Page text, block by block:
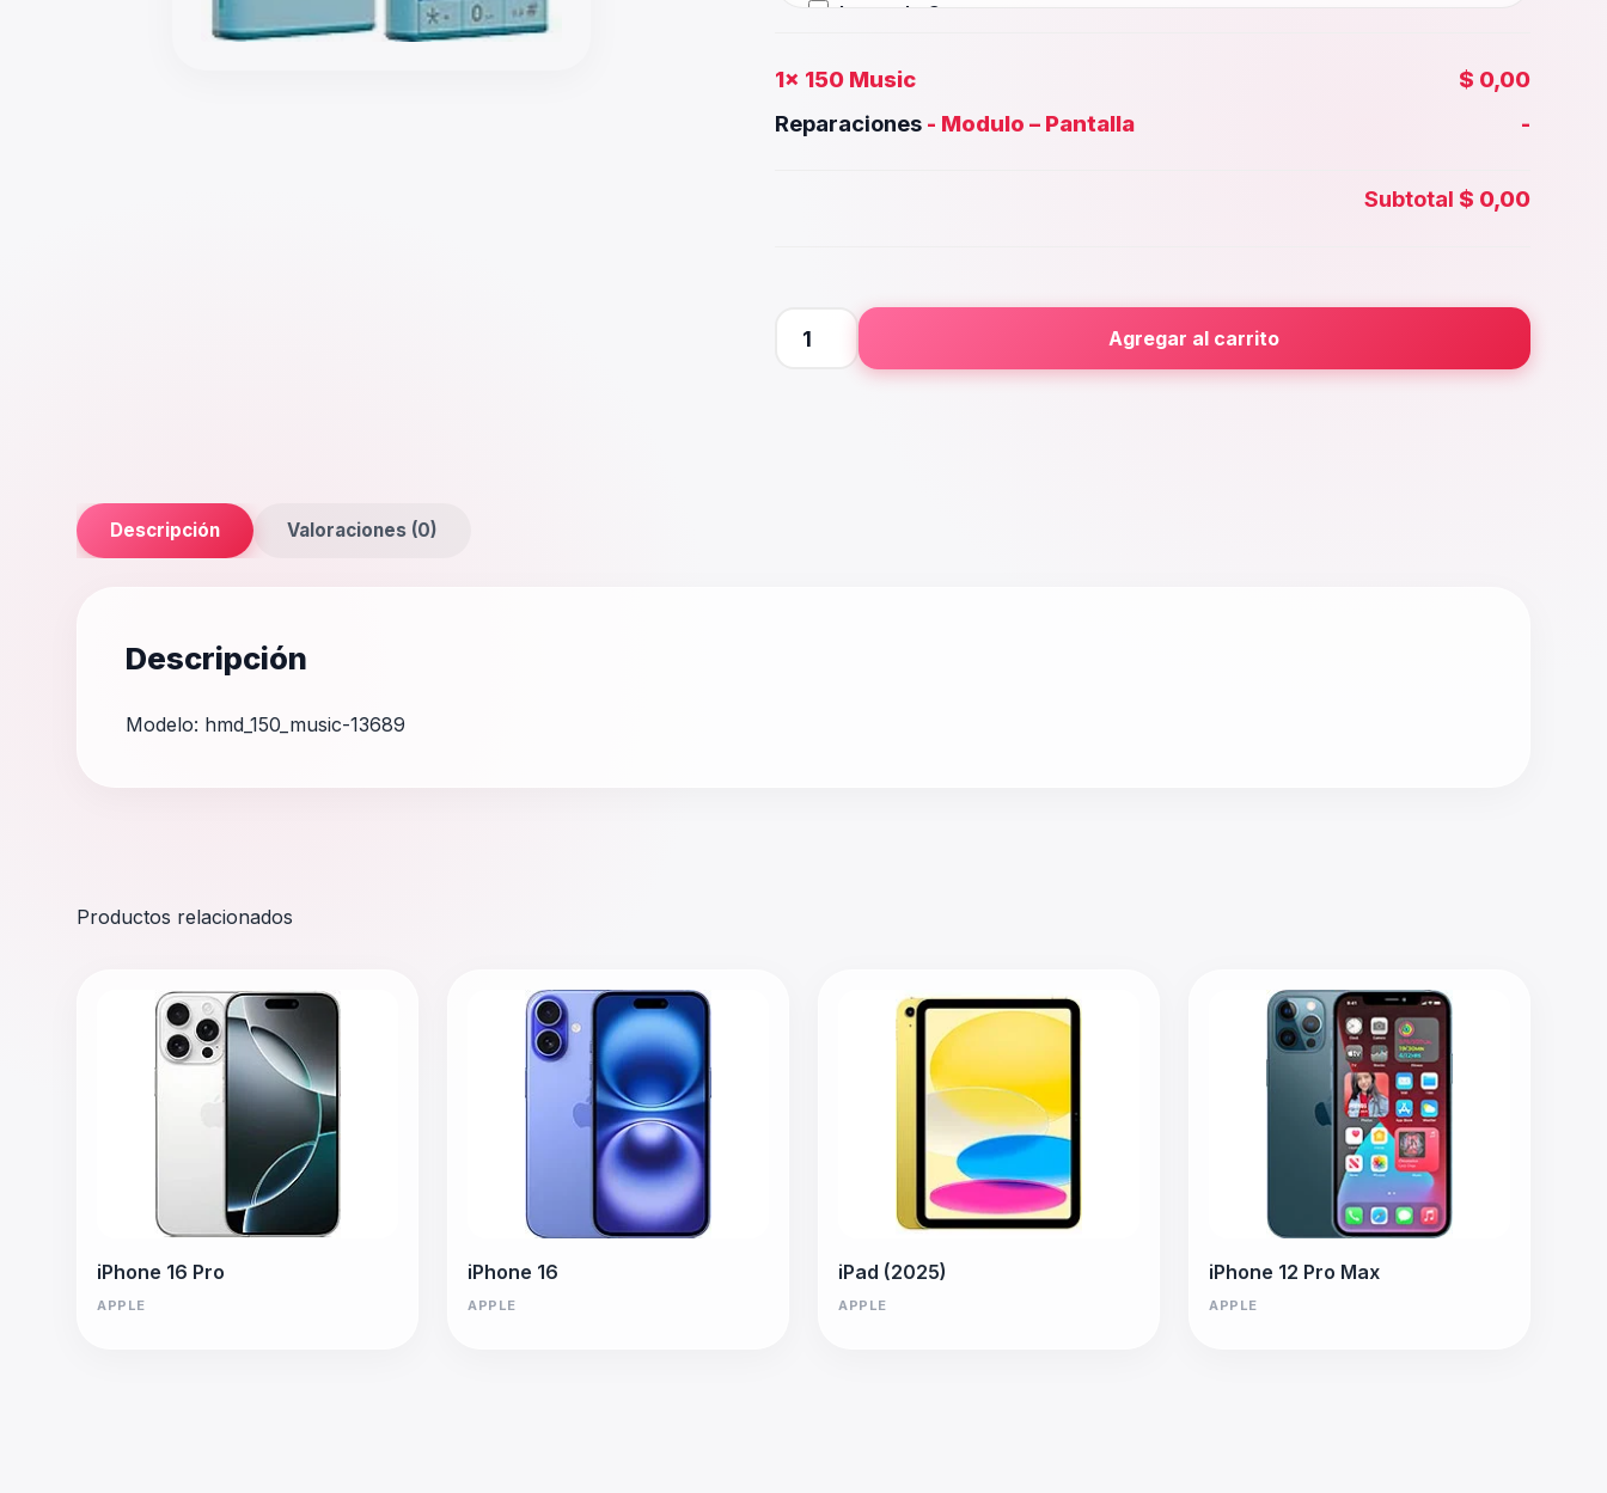
Lente de Camara
Wifi – Señal – Antena
Camara Trasera
Placa Principal
1x 150 Music
$ 0,00
Reparaciones- Modulo – Pantalla -
Subtotal $ 0,00
Music
Agregar al carrito
Descripción Valoraciones (0)
Descripción
Modelo: hmd_150_music-13689
Productos relacionados
iPhone 16 Pro
APPLE
iPhone 16
APPLE
iPad (2025)
APPLE
iPhone 12 Pro Max
APPLE